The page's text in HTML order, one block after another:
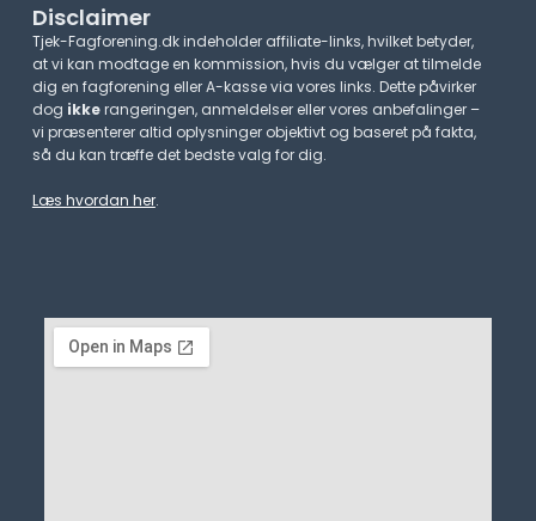
Disclaimer
Tjek-Fagforening.dk indeholder affiliate-links, hvilket betyder,
at vi kan modtage en kommission, hvis du vælger at tilmelde
dig en fagforening eller A-kasse via vores links. Dette påvirker
dog ikkerangeringen, anmeldelser eller vores anbefalinger –
vi præsenterer altid oplysninger objektivt og baseret på fakta,
så du kan træffe det bedste valg for dig.
Læs hvordan her.